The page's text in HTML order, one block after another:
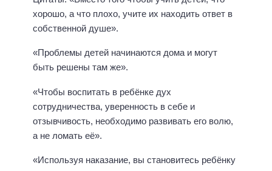
хорошо, а что плохо, учите их находить ответ в
собственной душе».
«Проблемы детей начинаются дома и могут
быть решены там же».
«Чтобы воспитать в ребёнке дух
сотрудничества, уверенность в себе и
отзывчивость, необходимо развивать его волю,
а не ломать её».
«Используя наказание, вы становитесь ребёнку